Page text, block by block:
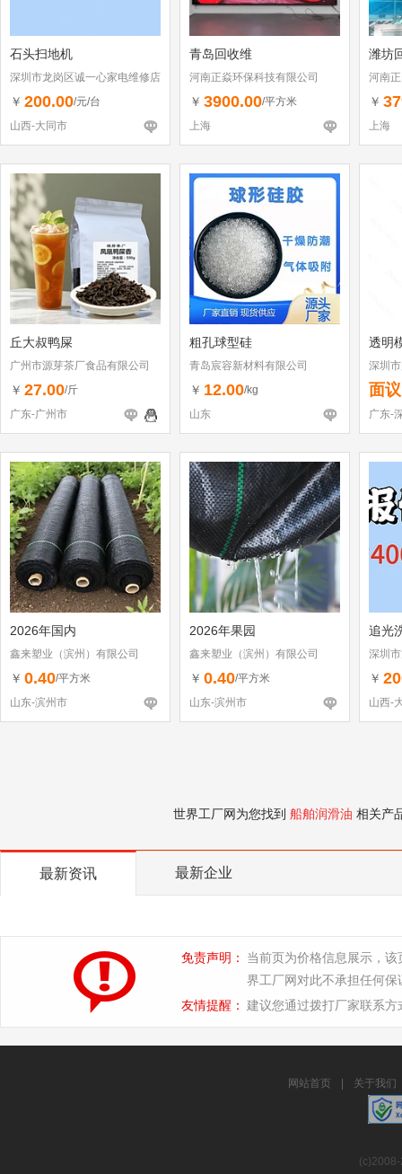
石头扫地机
深圳市龙岗区诚一心家电维修店
（个体工商户）
￥ 200.00/元/台
山西-大同市
青岛回收维
河南正焱环保科技有限公司
￥ 3900.00/平方米
上海
潍坊
河南
￥
上海
丘大叔鸭屎
广州市源芽茶厂食品有限公司
￥ 27.00/斤
广东-广州市
粗孔球型硅
青岛宸容新材料有限公司
￥ 12.00/kg
山东
透明
深圳
面议
广东-
2026年国内
鑫来塑业（滨州）有限公司
￥ 0.40/平方米
山东-滨州市
2026年果园
鑫来塑业（滨州）有限公司
￥ 0.40/平方米
山东-滨州市
追光
深圳
（个
￥
山西-
世界工厂网为您找到 船舶润滑油 相关产
最新资讯 最新企业
免责声明：
当前页为价格信息展示，
界工厂网对此不承担任何保
友情提醒： 建议您通过拨打厂家联系
网站首页 关于我们